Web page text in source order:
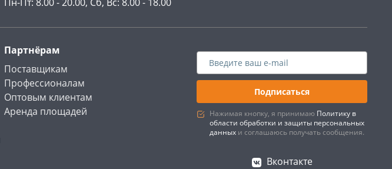
Партнёрам
Поставщикам
Профессионалам
Оптовым клиентам
Аренда площадей
Подписаться
Нажимая кнопку, я принимаю Политику в
области обработки и защиты персональных
данных и соглашаюсь получать сообщения.
Вконтакте